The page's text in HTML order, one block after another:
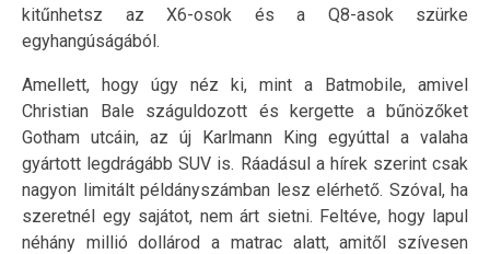
kitűnhetsz az X6-osok és a Q8-asok szürke
egyhangúságából.
Amellett, hogy úgy néz ki, mint a Batmobile, amivel
Christian Bale száguldozott és kergette a bűnözőket
Gotham utcáin, az új Karlmann King egyúttal a valaha
gyártott legdrágább SUV is. Ráadásul a hírek szerint csak
nagyon limitált példányszámban lesz elérhető. Szóval, ha
szeretnél egy sajátot, nem árt sietni. Feltéve, hogy lapul
néhány millió dollárod a matrac alatt, amitől szívesen